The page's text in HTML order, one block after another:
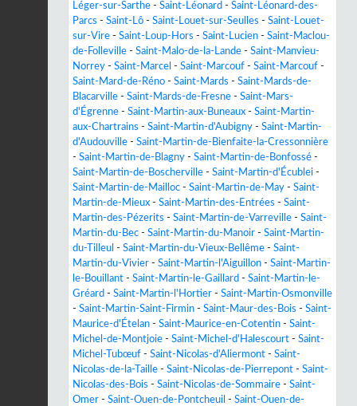
Léger-sur-Sarthe - Saint-Léonard - Saint-Léonard-des-
Parcs - Saint-Lô - Saint-Louet-sur-Seulles - Saint-Louet-
sur-Vire - Saint-Loup-Hors - Saint-Lucien - Saint-Maclou-
de-Folleville - Saint-Malo-de-la-Lande - Saint-Manvieu-
Norrey - Saint-Marcel - Saint-Marcouf - Saint-Marcouf -
Saint-Mard-de-Réno - Saint-Mards - Saint-Mards-de-
Blacarville - Saint-Mards-de-Fresne - Saint-Mars-
d'Égrenne - Saint-Martin-aux-Buneaux - Saint-Martin-
aux-Chartrains - Saint-Martin-d'Aubigny - Saint-Martin-
d'Audouville - Saint-Martin-de-Bienfaite-la-Cressonnière
- Saint-Martin-de-Blagny - Saint-Martin-de-Bonfossé -
Saint-Martin-de-Boscherville - Saint-Martin-d'Écublei -
Saint-Martin-de-Mailloc - Saint-Martin-de-May - Saint-
Martin-de-Mieux - Saint-Martin-des-Entrées - Saint-
Martin-des-Pézerits - Saint-Martin-de-Varreville - Saint-
Martin-du-Bec - Saint-Martin-du-Manoir - Saint-Martin-
du-Tilleul - Saint-Martin-du-Vieux-Bellême - Saint-
Martin-du-Vivier - Saint-Martin-l'Aiguillon - Saint-Martin-
le-Bouillant - Saint-Martin-le-Gaillard - Saint-Martin-le-
Gréard - Saint-Martin-l'Hortier - Saint-Martin-Osmonville
- Saint-Martin-Saint-Firmin - Saint-Maur-des-Bois - Saint-
Maurice-d'Ételan - Saint-Maurice-en-Cotentin - Saint-
Michel-de-Montjoie - Saint-Michel-d'Halescourt - Saint-
Michel-Tubœuf - Saint-Nicolas-d'Aliermont - Saint-
Nicolas-de-la-Taille - Saint-Nicolas-de-Pierrepont - Saint-
Nicolas-des-Bois - Saint-Nicolas-de-Sommaire - Saint-
Omer - Saint-Ouen-de-Pontcheuil - Saint-Ouen-de-